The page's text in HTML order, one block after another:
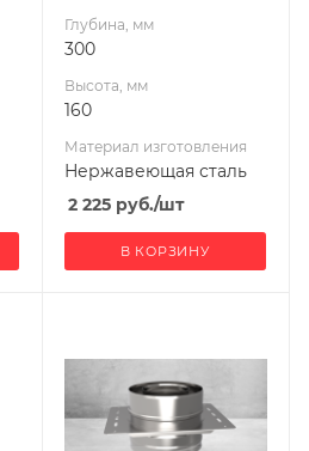
Глубина, мм
300
Высота, мм
160
Материал изготовления
Нержавеющая сталь
2 225руб./шт
В КОРЗИНУ
Глубина, мм
240
Высота, мм